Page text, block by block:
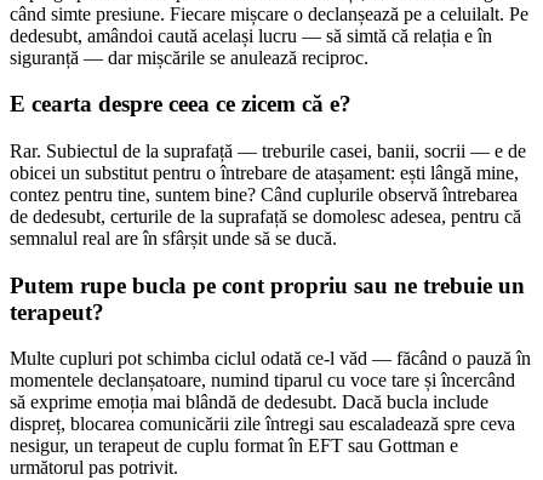
când simte presiune. Fiecare mișcare o declanșează pe a celuilalt. Pe
dedesubt, amândoi caută același lucru — să simtă că relația e în
siguranță — dar mișcările se anulează reciproc.
E cearta despre ceea ce zicem că e?
Rar. Subiectul de la suprafață — treburile casei, banii, socrii — e de
obicei un substitut pentru o întrebare de atașament: ești lângă mine,
contez pentru tine, suntem bine? Când cuplurile observă întrebarea
de dedesubt, certurile de la suprafață se domolesc adesea, pentru că
semnalul real are în sfârșit unde să se ducă.
Putem rupe bucla pe cont propriu sau ne trebuie un
terapeut?
Multe cupluri pot schimba ciclul odată ce-l văd — făcând o pauză în
momentele declanșatoare, numind tiparul cu voce tare și încercând
să exprime emoția mai blândă de dedesubt. Dacă bucla include
dispreț, blocarea comunicării zile întregi sau escaladează spre ceva
nesigur, un terapeut de cuplu format în EFT sau Gottman e
următorul pas potrivit.